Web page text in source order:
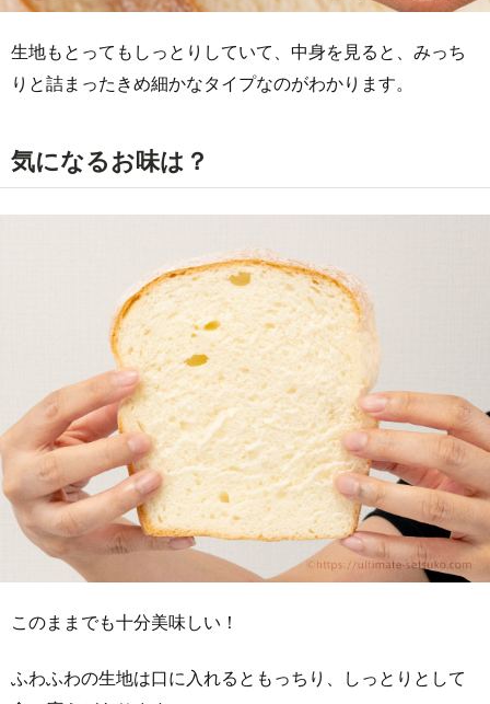
生地もとってもしっとりしていて、中身を見ると、みっち
りと詰まったきめ細かなタイプなのがわかります。
気になるお味は？
このままでも十分美味しい！
ふわふわの生地は口に入れるともっちり、しっとりとして